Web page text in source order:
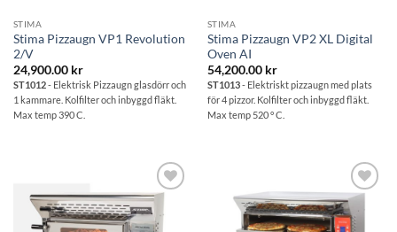
STIMA
Stima Pizzaugn VP1 Revolution
2/V
24,900.00 kr
ST1012- Elektrisk Pizzaugn glasdörr och
1 kammare. Kolfilter och inbyggd fläkt.
Max temp 390 C.
STIMA
Stima Pizzaugn VP2 XL Digital
Oven AI
54,200.00 kr
ST1013- Elektriskt pizzaugn med plats
för 4 pizzor. Kolfilter och inbyggd fläkt.
Max temp 520 ° C.
Lägg till i
önskelistan
Lägg till i
önskelistan